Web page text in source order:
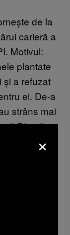
de la
carieră a
Motivul:
plantate
și a refuzat
ei. De-a
strâns mai
că Direcția
×